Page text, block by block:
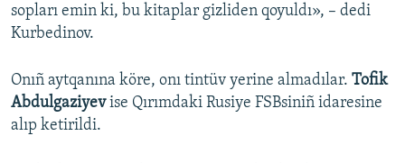
sopları emin ki, bu kitaplar gizliden qoyuldı», – dedi
Kurbedinov.
Onıñ aytqanına köre, onı tintüv yerine almadılar. Tofik
Abdulgaziyevise Qırımdaki Rusiye FSBsiniñ idaresine
alıp ketirildi.